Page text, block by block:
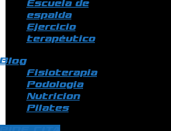
Escuela de
espalda
Ejercicio
terapéutico
Fisioterapia
Podologia
Nutricion
Pilates